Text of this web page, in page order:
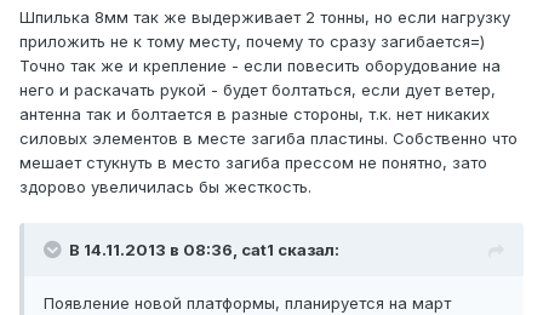
Шпилька 8мм так же выдерживает 2 тонны, но если нагрузку
приложить не к тому месту, почему то сразу загибается=)
Точно так же и крепление - если повесить оборудование на
него и раскачать рукой - будет болтаться, если дует ветер,
антенна так и болтается в разные стороны, т.к. нет никаких
силовых элементов в месте загиба пластины. Собственно что
мешает стукнуть в место загиба прессом не понятно, зато
здорово увеличилась бы жесткость.
В 14.11.2013 в 08:36, cat1 сказал:
Появление новой платформы, планируется на март